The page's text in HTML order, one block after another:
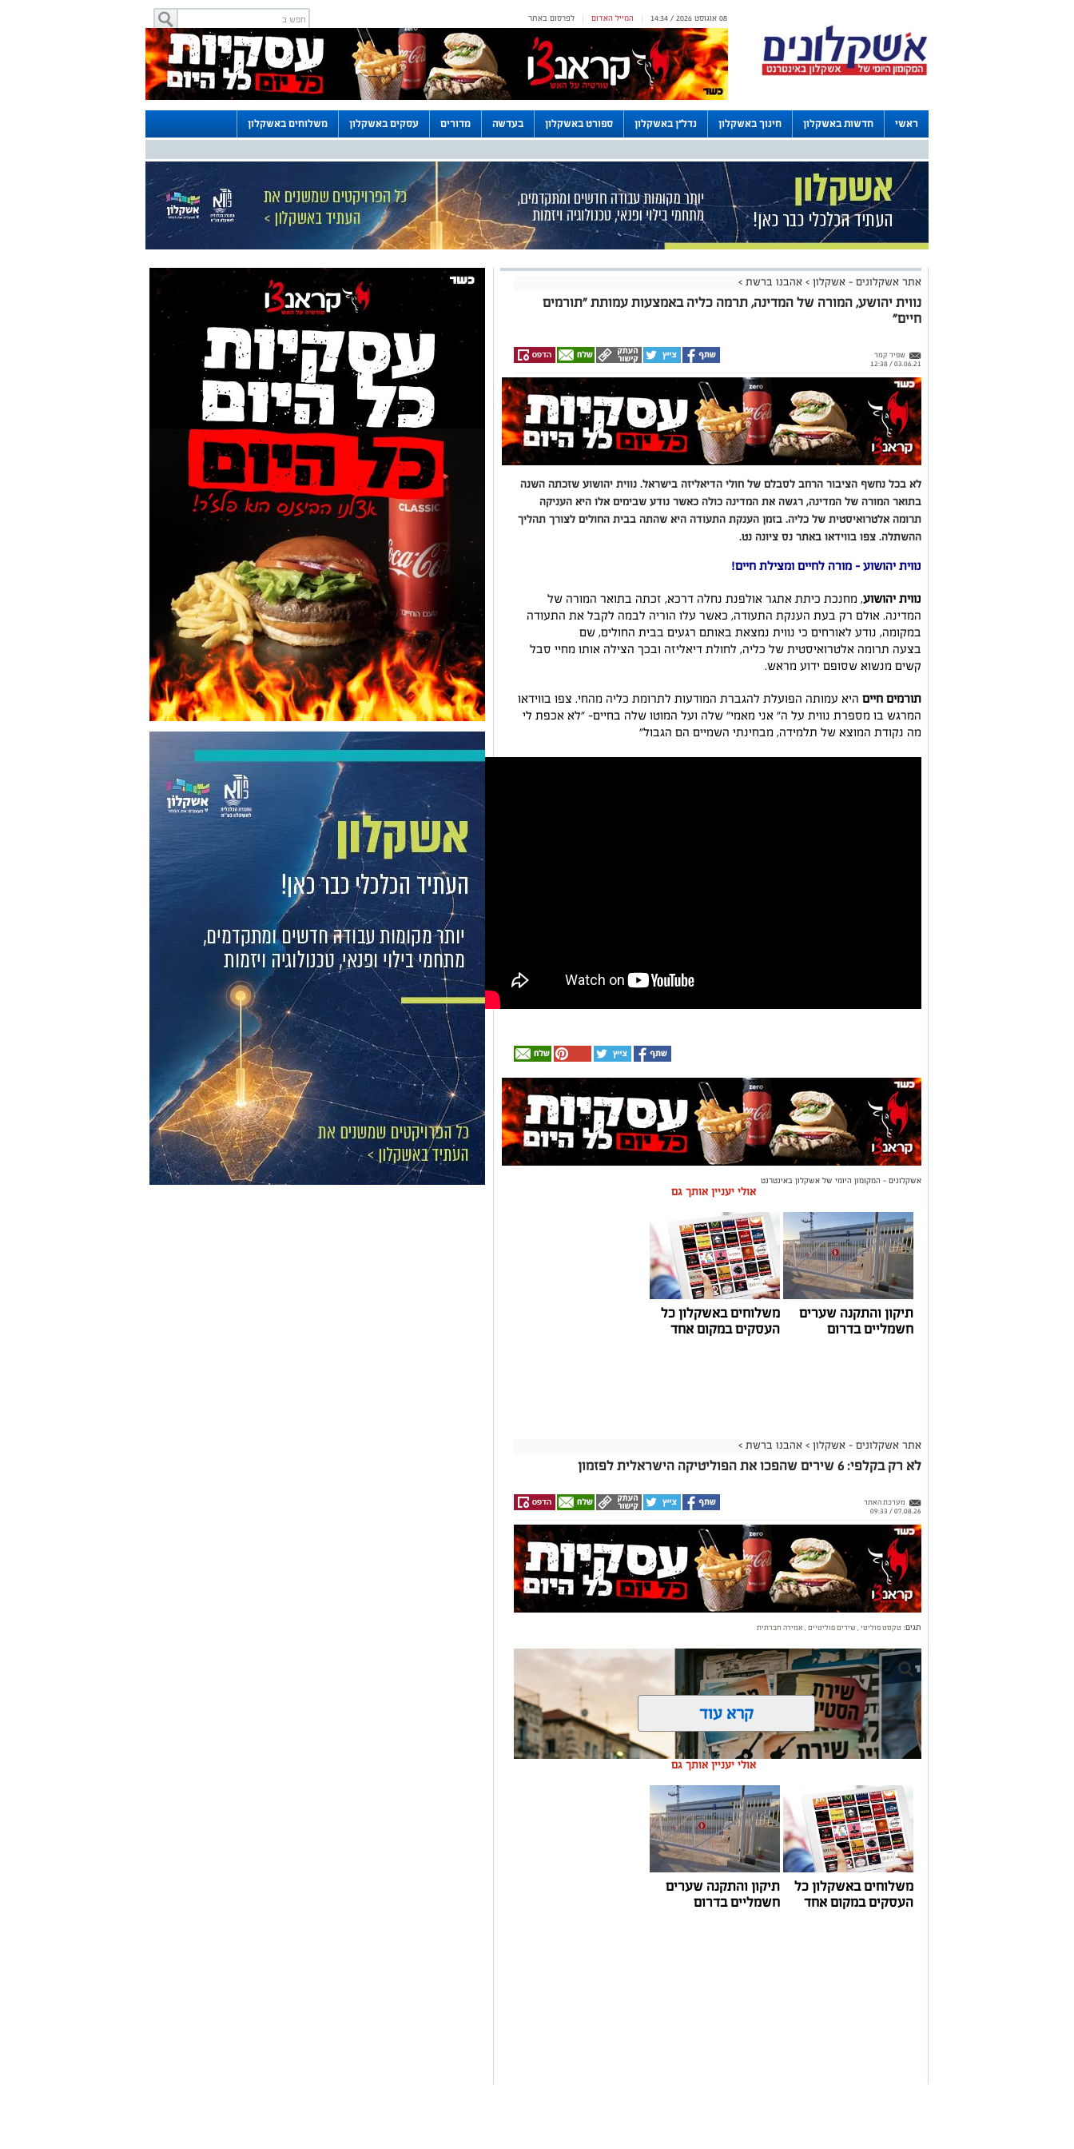
לפרסום באתר | המייל האדום | 08 אוגוסט 2026 / 14:34
ראשי חדשות באשקלון חינוך באשקלון נדל"ן באשקלון ספורט באשקלון בעדשה מדורים עסקים באשקלון משלוחים באשקלון
אתר אשקלונים - אשקלון > אהבנו ברשת >
נווית יהושע, המורה של המדינה, תרמה כליה באמצעות עמותת "תורמים
חיים"
שפיר קמר
03.06.21 / 12:38
לא בכל נחשף הציבור הרחב לסבלם של חולי הדיאליזה בישראל. נווית יהושוע שזכתה השנה
בתואר המורה של המדינה, רגשה את המדינה כולה כאשר נודע שבימים אלו היא העניקה
תרומה אלטרואיסטית של כליה. בזמן הענקת התעודה היא שהתה בבית החולים לצורך תהליך
ההשתלה. צפו בווידאו באתר נס ציונה נט.
נווית יהושוע - מורה לחיים ומצילת חיים!
נווית יהושוע, מחנכת כיתת אתגר אולפנת נחלה דרכא, זכתה בתואר המורה של
המדינה. אולם רק בעת הענקת התעודה, כאשר עלו הוריה לבמה לקבל את התעודה
במקומה, נודע לאורחים כי נווית נמצאת באותם רגעים בבית החולים, שם
בצעה תרומה אלטרואיסטית של כליה, לחולת דיאליזה ובכך הצילה אותו מחיי סבל
קשים מנשוא שסופם ידוע מראש.
תורמים חיים היא עמותה הפועלת להגברת המודעות לתרומת כליה מהחי. צפו בווידאו
המרגש בו מספרת נווית על ה" אני מאמי" שלה ועל המוטו שלה בחיים- "לא אכפת לי
מה נקודת המוצא של תלמידה, מבחינתי השמיים הם הגבול"
אשקלונים - המקומון היומי של אשקלון באינטרנט
אולי יעניין אותך גם
תיקון והתקנה שערים
חשמליים בדרום
משלוחים באשקלון כל
העסקים במקום אחד
אתר אשקלונים - אשקלון > אהבנו ברשת >
לא רק בקלפי: 6 שירים שהפכו את הפוליטיקה הישראלית לפזמון
מערכת האתר
07.08.26 / 09:33
תגים: טקסט פוליטי,שירים פוליטיים, אמירה חברתית
קרא עוד
אולי יעניין אותך גם
משלוחים באשקלון כל
העסקים במקום אחד
תיקון והתקנה שערים
חשמליים בדרום